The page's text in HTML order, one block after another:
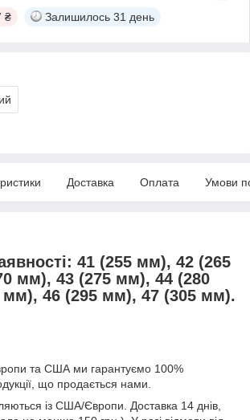
₴ Залишилось 31 день
Доставка Оплата Умови
: 41 (255 мм), 42 (265
мм), 43 (275 мм), 44 (280
46 (295 мм), 47 (305 мм).
та США ми гарантуємо 100%
що продається нами.
із США/Європи. Доставка 14 днів,